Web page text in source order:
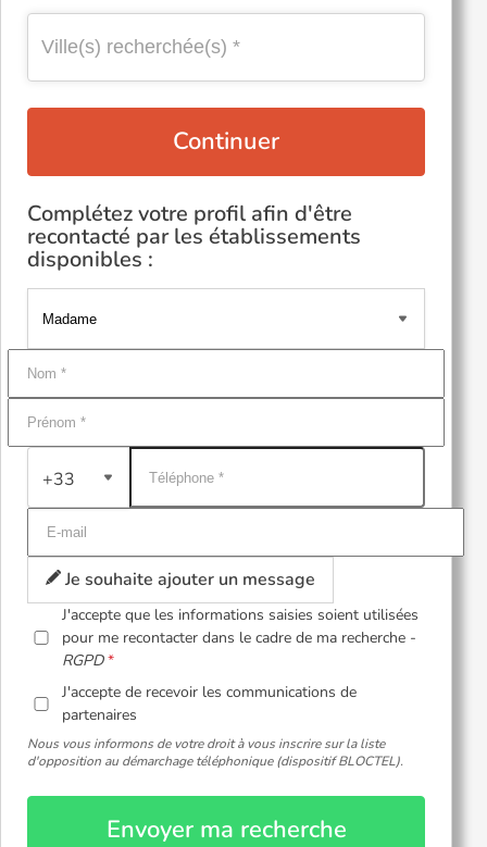
Continuer
Complétez votre profil afin d'être
recontacté par les établissements
disponibles :
+33
Je souhaite ajouter un message
J'accepte que les informations saisies soient utilisées
pour me recontacter dans le cadre de ma recherche -
RGPD
J'accepte de recevoir les communications de
partenaires
Nous vous informons de votre droit à vous inscrire sur la liste
d'opposition au démarchage téléphonique (dispositif BLOCTEL).
Envoyer ma recherche